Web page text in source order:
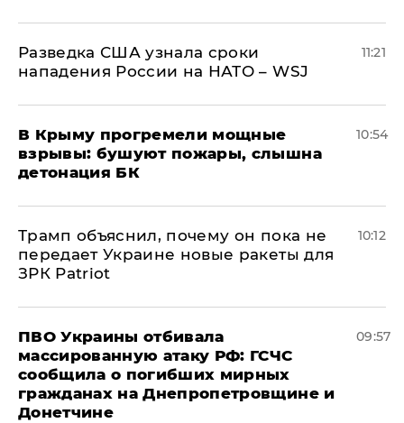
Разведка США узнала сроки
нападения России на НАТО – WSJ
11:21
В Крыму прогремели мощные
взрывы: бушуют пожары, слышна
детонация БК
10:54
Трамп объяснил, почему он пока не
передает Украине новые ракеты для
ЗРК Patriot
10:12
ПВО Украины отбивала
массированную атаку РФ: ГСЧС
сообщила о погибших мирных
гражданах на Днепропетровщине и
Донетчине
09:57